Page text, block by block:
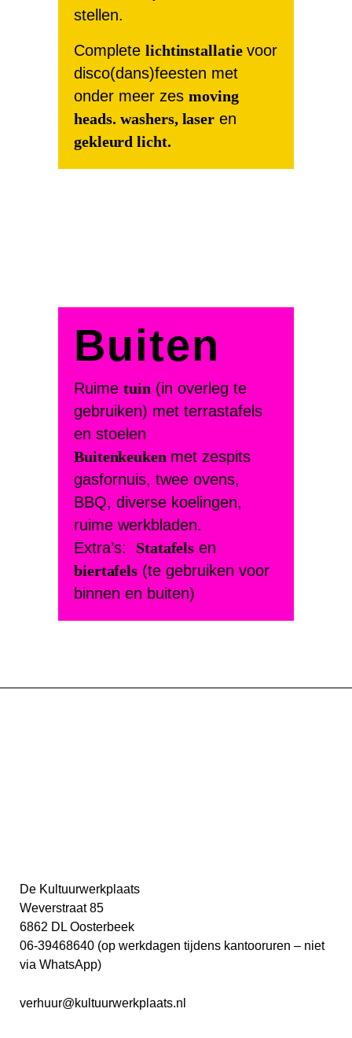
stellen.
Complete lichtinstallatievoor
disco(dans)feesten met
onder meer zes moving
heads. washers, laser en
gekleurd licht.
Buiten
Ruime tuin (in overleg te
gebruiken) met terrastafels
en stoelen
Buitenkeuken met zespits
gasfornuis, twee ovens,
BBQ, diverse koelingen,
ruime werkbladen.
Extra’s: Statafels en
biertafels (te gebruiken voor
binnen en buiten)
De Kultuurwerkplaats
Weverstraat 85
6862 DL Oosterbeek
06-39468640 (op werkdagen tijdens kantooruren – niet
via WhatsApp)
verhuur@kultuurwerkplaats.nl